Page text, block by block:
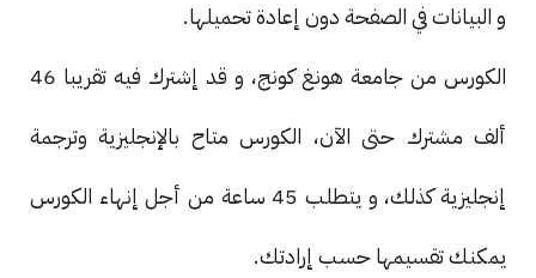
و البيانات في الصفحة دون إعادة تحميلها.
الكورس من جامعة هونغ كونج، و قد إشترك فيه تقريبا 46
ألف مشترك حتى الآن، الكورس متاح بالإنجليزية وترجمة
إنجليزية كذلك، و يتطلب 45 ساعة من أجل إنهاء الكورس
يمكنك تقسيمها حسب إرادتك.